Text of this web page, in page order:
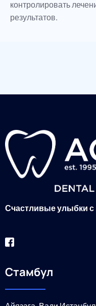
контролировать
результатов.
Счастливые улыбки с
Стамбул